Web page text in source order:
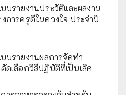
บรายงานประวัติและผลงาน
การครูดีในดวงใจ ประจำปี
บรายงานผลการจัดทำ
ดเลือกวิธีปฏิบัติที่เป็นเลิศ